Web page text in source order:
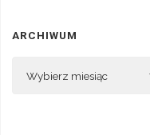
ARCHIWUM